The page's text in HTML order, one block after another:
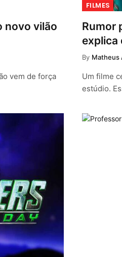
novo vilão
vem de força
FILMES
Rumor
explica
By Matheus
Um filme
estúdio.